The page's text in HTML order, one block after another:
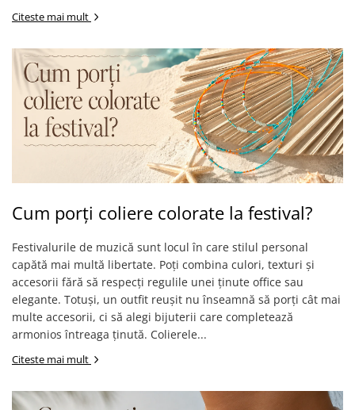
Citeste mai mult
Cum porți coliere colorate la festival?
Festivalurile de muzică sunt locul în care stilul personal
capătă mai multă libertate. Poți combina culori, texturi și
accesorii fără să respecți regulile unei ținute office sau
elegante. Totuși, un outfit reușit nu înseamnă să porți cât mai
multe accesorii, ci să alegi bijuterii care completează
armonios întreaga ținută. Colierele...
Citeste mai mult